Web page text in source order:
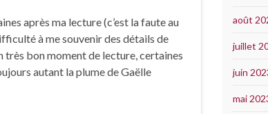
après ma lecture (c’est la faute au
à me souvenir des détails de
très bon moment de lecture, certaines
autant la plume de Gaëlle
août
juillet
juin
mai